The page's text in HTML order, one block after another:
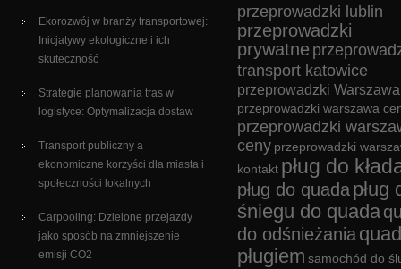
Ekorozwój w branży transportowej:
Inicjatywy ekologiczne i ich
skuteczność
Strategie planowania tras w
logistyce: Optymalizacja dostaw
Transport publiczny a
ekonomiczne korzyści dla miasta i
społeczności lokalnych
Carpooling: Dzielone przejazdy
jako sposób na zmniejszenie
emisji CO2
przeprowadzki lublin
przeprowadzki
prywatne
transport katowice
przeprowadzki Warszawa
przeprowadzki warszawa
przeprowadzki
ceny przeprowadzki
kontakt pług do
pług do quada pług
śniegu do quada
do odśnieżania
pługiem samochód do